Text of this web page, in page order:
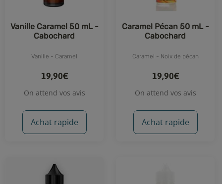
Vanille Caramel 50 mL -
Cabochard
Vanille - Caramel
19,90€
On attend vos avis
Achat rapide
Caramel Pécan 50 mL -
Cabochard
Caramel - Noix de pécan
19,90€
On attend vos avis
Achat rapide